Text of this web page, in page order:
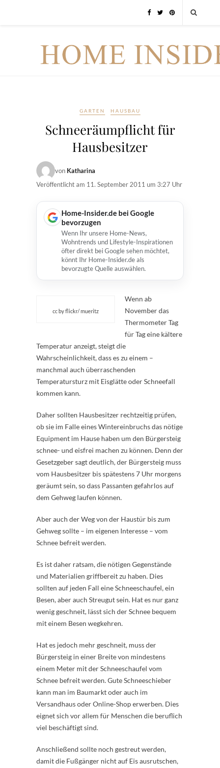
GARTEN HAUSBAU
Schneeräumpflicht für
Hausbesitzer
von Katharina
Veröffentlicht am 11. September 2011 um 3:27 Uhr
Home-Insider.de bei Google
bevorzugen
Wenn Ihr unsere Home-News,
Wohntrends und Lifestyle-Inspirationen
öfter direkt bei Google sehen möchtet,
könnt Ihr Home-Insider.de als
bevorzugte Quelle auswählen.
cc by flickr/ mueritz
Wenn ab
November das
Thermometer Tag
für Tag eine kältere
Temperatur anzeigt, steigt die
Wahrscheinlichkeit, dass es zu einem –
manchmal auch überraschenden
Temperatursturz mit Eisglätte oder Schneefall
kommen kann.
Daher sollten Hausbesitzer rechtzeitig prüfen,
ob sie im Falle eines Wintereinbruchs das nötige
Equipment im Hause haben um den Bürgersteig
schnee- und eisfrei machen zu können. Denn der
Gesetzgeber sagt deutlich, der Bürgersteig muss
vom Hausbesitzer bis spätestens 7 Uhr morgens
geräumt sein, so dass Passanten gefahrlos auf
dem Gehweg laufen können.
Aber auch der Weg von der Haustür bis zum
Gehweg sollte – im eigenen Interesse – vom
Schnee befreit werden.
Es ist daher ratsam, die nötigen Gegenstände
und Materialien griffbereit zu haben. Dies
sollten auf jeden Fall eine Schneeschaufel, ein
Besen, aber auch Streugut sein. Hat es nur ganz
wenig geschneit, lässt sich der Schnee bequem
mit einem Besen wegkehren.
Hat es jedoch mehr geschneit, muss der
Bürgersteig in einer Breite von mindestens
einem Meter mit der Schneeschaufel vom
Schnee befreit werden. Gute Schneeschieber
kann man im Baumarkt oder auch im
Versandhaus oder Online-Shop erwerben. Dies
eignet sich vor allem für Menschen die beruflich
viel beschäftigt sind.
Anschließend sollte noch gestreut werden,
damit die Fußgänger nicht auf Eis ausrutschen,